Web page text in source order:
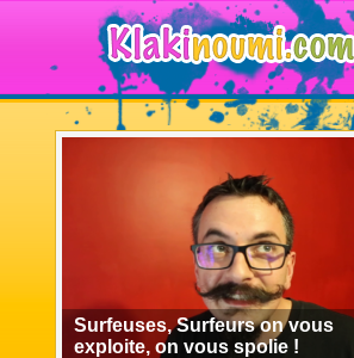
Surfeuses, Surfeurs on vous
exploite, on vous spolie !